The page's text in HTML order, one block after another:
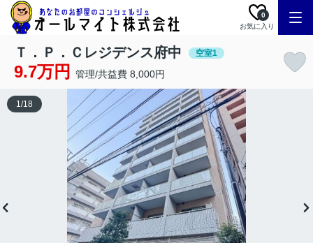
お気に入り
0
Ｔ．Ｐ．Ｃレジデンス府中 空室1
9.7万円 管理/共益費 8,000円
1/18